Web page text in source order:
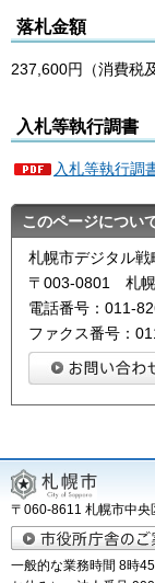
落札金額
237,600円（消費税
入札等執行調書
入札等執行調
このページについ
札幌市デジタル
〒003-0801 札幌
電話番号：011-
ファクス番号：
〒060-8611 札幌市中
一般的な業務時間 8時